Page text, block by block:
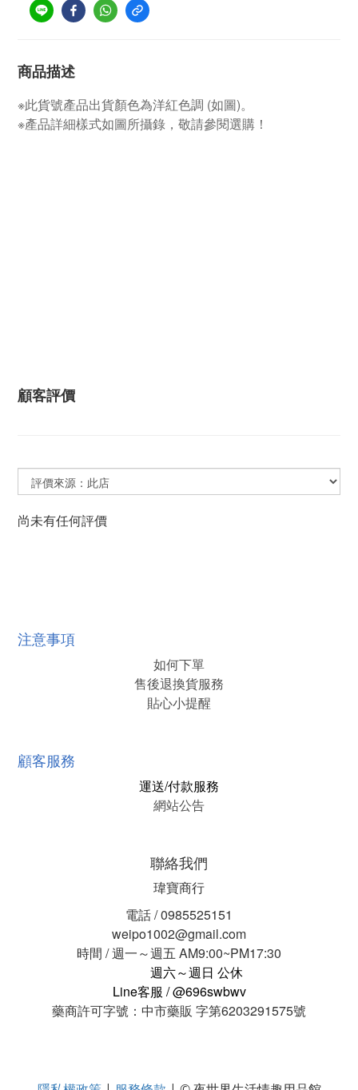
商品描述
※此貨號產品出貨顏色為洋紅色調 (如圖)。
※產品詳細樣式如圖所攝錄，敬請參閱選購！
顧客評價
尚未有任何評價
注意事項
如何下單
售後退換貨服務
貼心小提醒
顧客服務
運送/付款服務
網站公告
聯絡我們
瑋寶商行
電話 / 0985525151
weipo1002@gmail.com
時間 / 週一～週五 AM9:00~PM17:30
週六～週日 公休
Line客服 / @696swbwv
藥商許可字號：中市藥販 字第6203291575號